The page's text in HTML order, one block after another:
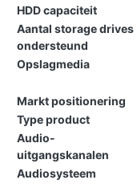
HDD capaciteit
Aantal storage drives
ondersteund
Opslagmedia
Markt positionering
Type product
Audio-
uitgangskanalen
Audiosysteem